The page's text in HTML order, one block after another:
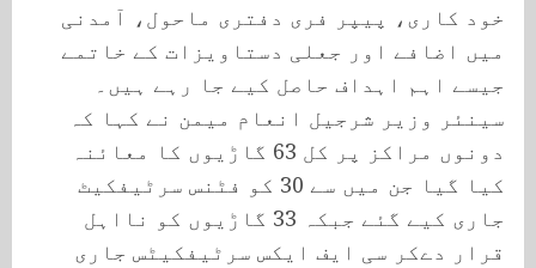
خود کاری، پیپر فری دفتری ماحول، آمدنی
میں اضافے اور جعلی دستاویزات کے خاتمے
جیسے اہم اہداف حاصل کیے جا رہے ہیں۔
سینئر وزیر شرجیل انعام میمن نے کہا کہ
دونوں مراکز پر کل 63 گاڑیوں کا معائنہ
کیا گیا جن میں سے 30 کو فٹنس سرٹیفکیٹ
جاری کیے گئے جبکہ 33 گاڑیوں کو نااہل
قرار دےکر سی ایف ایکس سرٹیفکیٹس جاری